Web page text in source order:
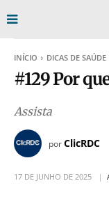
INÍCIO DICAS DE
#129 Por
Assista
porClicRDC
17 DE JUNHO DE 2025